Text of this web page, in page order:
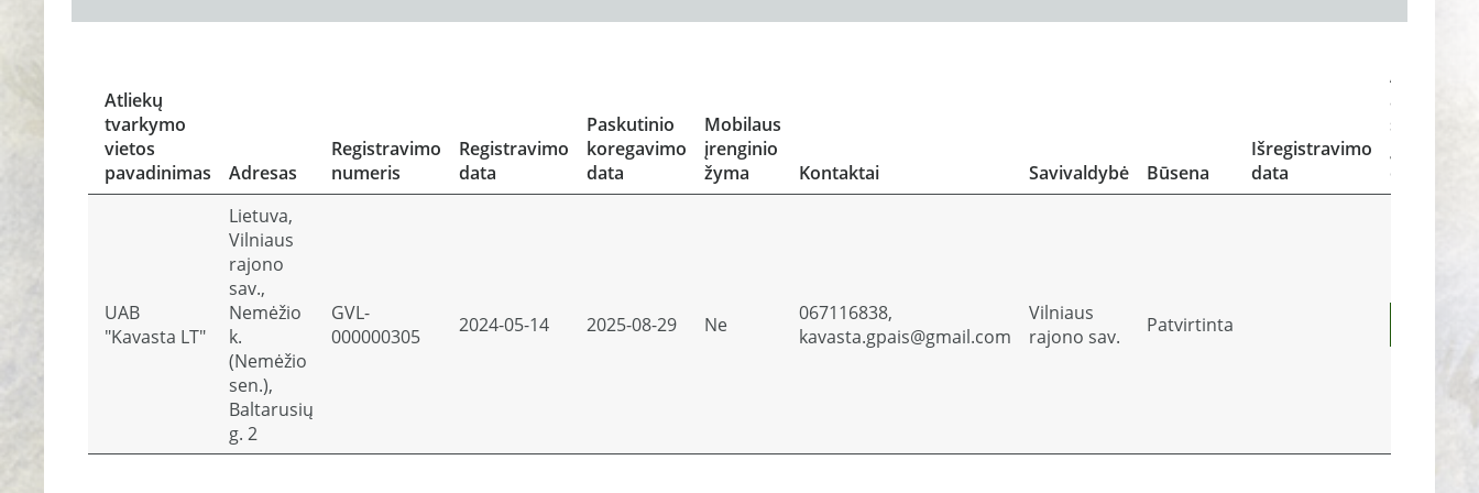
Atliekų
tvarkymo
vietos
pavadinimas
Adresas
Registravimo
numeris
Registravimo
data
Paskutinio
koregavimo
data
Mobilaus
įrenginio
žyma
Kontaktai Savivaldybė Būsena
Išregistravimo
data
Atliekos ir
atliekų
UAB
"Kavasta LT"
Lietuva,
Vilniaus
rajono
sav.,
Nemėžio
k.
(Nemėžio
sen.),
Baltarusių
g. 2
GVL-
000000305
2024-05-14 2025-08-29 Ne
067116838,
kavasta.gpais@gmail.com
Vilniaus
rajono sav.
Patvirtinta